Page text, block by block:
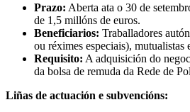
Prazo: Aberta ata o 30 de
de 1,5 millóns de euros.
Beneficiarios: Traballadores
ou réximes especiais), mutualistas
Requisito: A adquisición do
da bolsa de remuda da Rede de
Liñas de actuación e subvencións: